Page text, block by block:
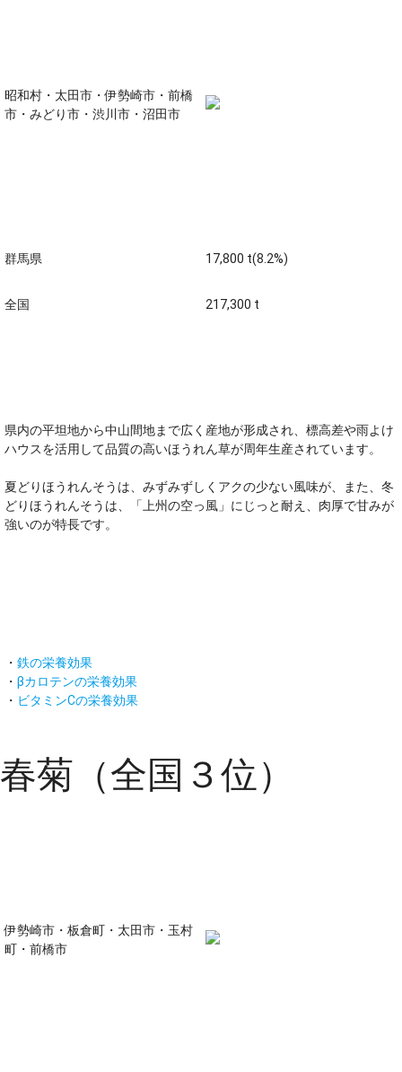
昭和村・太田市・伊勢崎市・前橋
市・みどり市・渋川市・沼田市
群馬県 17,800 t(8.2%)
全国 217,300 t
県内の平坦地から中山間地まで広く産地が形成され、標高差や雨よけ
ハウスを活用して品質の高いほうれん草が周年生産されています。
夏どりほうれんそうは、みずみずしくアクの少ない風味が、また、冬
どりほうれんそうは、「上州の空っ風」にじっと耐え、肉厚で甘みが
強いのが特長です。
・ 鉄の栄養効果
・ βカロテンの栄養効果
・ ビタミンCの栄養効果
春菊（全国３位）
伊勢崎市・板倉町・太田市・玉村
町・前橋市